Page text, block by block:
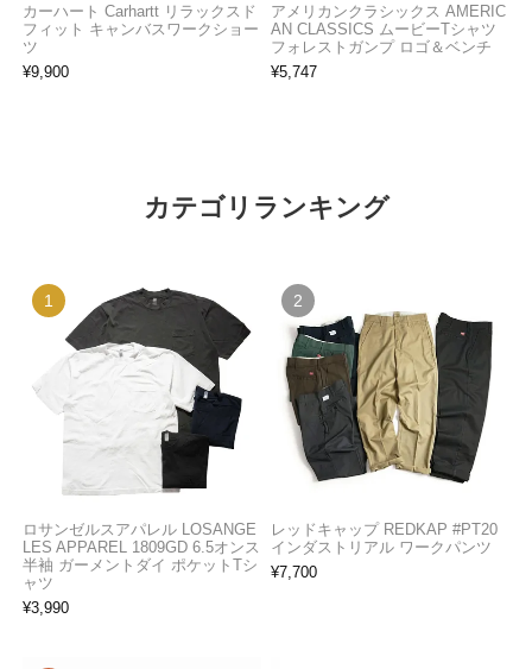
カーハート Carhartt リラックスド
フィット キャンバスワークショー
ツ
¥9,900
アメリカンクラシックス AMERIC
AN CLASSICS ムービーTシャツ
フォレストガンプ ロゴ＆ベンチ
¥5,747
カテゴリランキング
ロサンゼルスアパレル LOSANGE
LES APPAREL 1809GD 6.5オンス
半袖 ガーメントダイ ポケットTシ
ャツ
¥3,990
レッドキャップ REDKAP #PT20
インダストリアル ワークパンツ
¥7,700